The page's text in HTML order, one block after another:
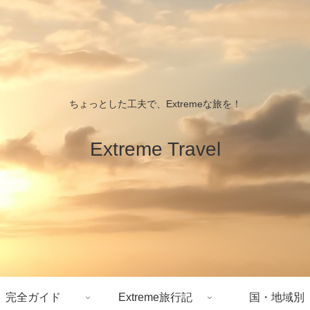
ちょっとした工夫で、Extremeな旅を！
Extreme Travel
完全ガイド Extreme旅行記 国・地域別